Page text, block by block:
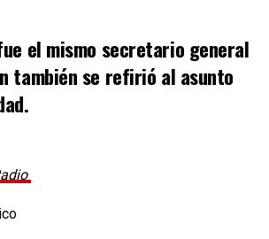
el mismo secretario general
también se refirió al asunto